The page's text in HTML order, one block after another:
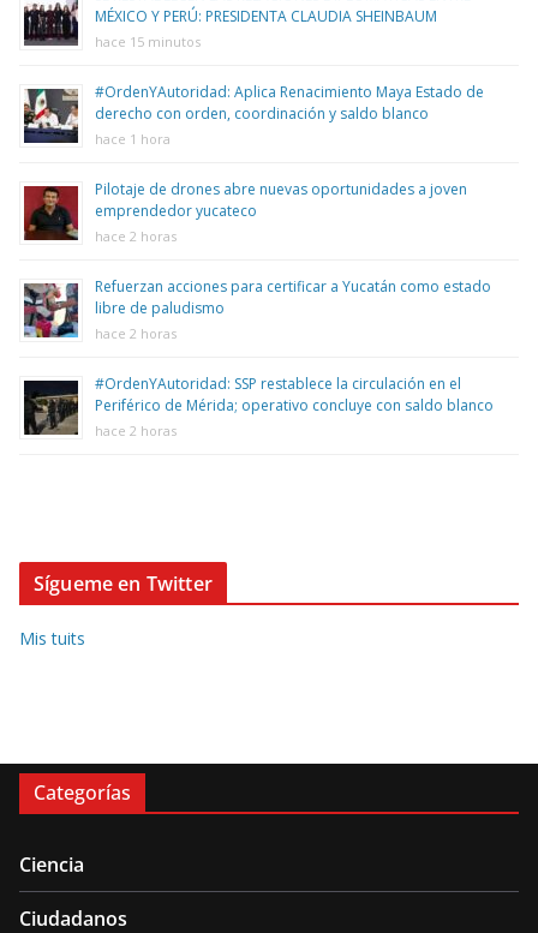
MÉXICO Y PERÚ: PRESIDENTA CLAUDIA SHEINBAUM
hace 15 minutos
#OrdenYAutoridad: Aplica Renacimiento Maya Estado de
derecho con orden, coordinación y saldo blanco
hace 1 hora
Pilotaje de drones abre nuevas oportunidades a joven
emprendedor yucateco
hace 2 horas
Refuerzan acciones para certificar a Yucatán como estado
libre de paludismo
hace 2 horas
#OrdenYAutoridad: SSP restablece la circulación en el
Periférico de Mérida; operativo concluye con saldo blanco
hace 2 horas
Sígueme en Twitter
Mis tuits
Categorías
Ciencia
Ciudadanos